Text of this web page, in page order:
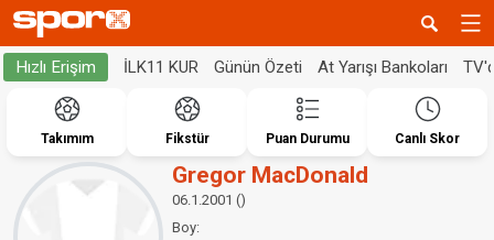
Hızlı Erişim İLK11 KUR Günün Özeti At Yarışı Bankoları
Takımım Fikstür Puan Durumu Canlı Skor
Gregor MacDonald
06.1.2001 ()
Boy: